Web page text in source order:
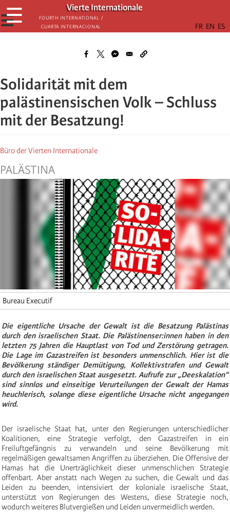
Skip
to
main
Vierte Internationale
Fourth International /
Cuarta Internacional
☰
☰
Solidarität mit dem
palästinensischen Volk – Schluss
mit der Besatzung!
Büro der Vierten Internationale
PALÄSTINA
Bureau Executif
Die eigentliche Ursache der Gewalt ist die Besatzung Palästinas
durch den israelischen Staat. Die Palästinenser:innen haben in den
letzten 75 Jahren die Hauptlast von Tod und Zerstörung getragen.
Die Lage im Gazastreifen ist besonders unmenschlich. Hier ist die
Bevölkerung ständiger Demütigung, Kollektivstrafen und Gewalt
durch den israelischen Staat ausgesetzt. Aufrufe zur „Deeskalation“
sind sinnlos und einseitige Verurteilungen der Gewalt der Hamas
heuchlerisch, solange diese eigentliche Ursache nicht angegangen
wird.
Der israelische Staat hat, unter den Regierungen unterschiedlicher
Koalitionen, eine Strategie verfolgt, den Gazastreifen in ein
Freiluftgefängnis zu verwandeln und seine Bevölkerung mit
regelmäßigen gewaltsamen Angriffen zu überziehen. Die Offensive der
Hamas hat die Unerträglichkeit dieser unmenschlichen Strategie
offenbart. Aber anstatt nach Wegen zu suchen, die Gewalt und das
Leiden zu beenden, intensiviert der koloniale israelische Staat,
unterstützt von Regierungen des Westens, diese Strategie noch,
wodurch weiteres Blutvergießen und Leiden unvermeidlich werden.